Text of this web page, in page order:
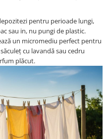
pentru perioade lungi,
sau in, nu pungi de plastic.
un micromediu perfect pentru
cu lavandă sau cedru
plăcut.